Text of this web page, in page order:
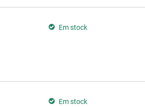
Em stock
Em stock